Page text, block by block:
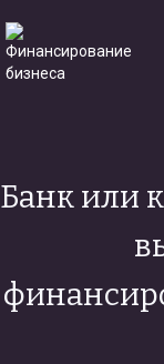
Банк или